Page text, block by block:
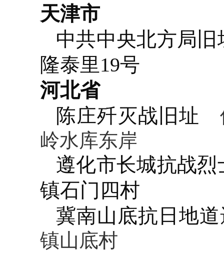
天津市
中共中央北方局旧
隆泰里19号
河北省
陈庄歼灭战旧址
岭水库东岸
遵化市长城抗战烈
镇石门四村
冀南山底抗日地
镇山底村